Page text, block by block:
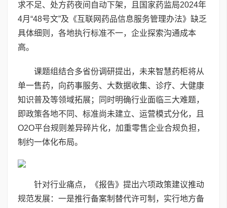
求不足、处方药夜间自动下架，且国家药监局2024年
4月“48号文”及《互联网药品信息服务管理办法》缺乏
具体细则，各地执行标准不一，企业探索沟通成本
高。
课题组结合多省份调研提出，未来智慧药柜将从
单一售药，向药事服务、大数据收集、诊疗、大健康
知识普及等领域拓展；同时明确行业面临三大难题，
即政策各地不同、标准尚未建立、运营模式分化，且
O2O平台规则差异碎片化，加重零售企业合规负担，
制约一体化布局。
针对行业痛点，《报告》提出六项政策建议推动
规范发展：一是推行备案制替代许可制，实行地方备